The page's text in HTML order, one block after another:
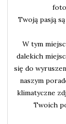
Twoją pasją
W tym
dalekich
się do
naszym
klimatyczne
Twoich